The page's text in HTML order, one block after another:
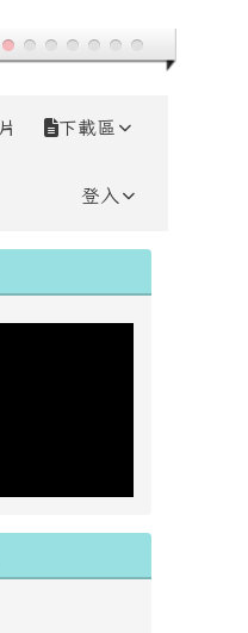
下載區
登入
國第一名！
內容